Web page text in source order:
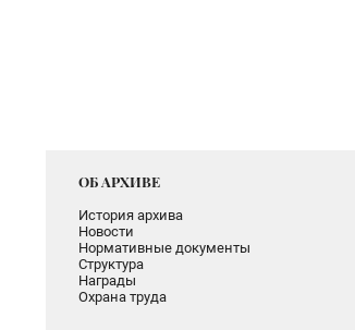
ОБ АРХИВЕ
История архива
Новости
Нормативные документы
Структура
Награды
Охрана труда